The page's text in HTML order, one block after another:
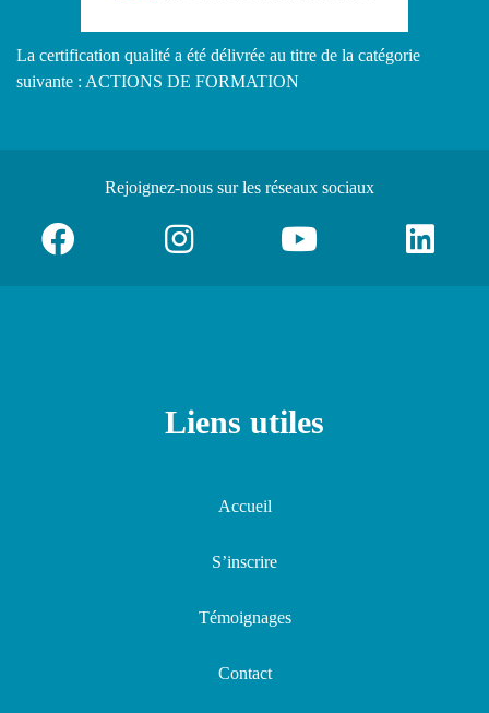
La certification qualité a été délivrée au titre de la catégorie
suivante : ACTIONS DE FORMATION
Rejoignez-nous sur les réseaux sociaux
Liens utiles
Accueil
S’inscrire
Témoignages
Contact